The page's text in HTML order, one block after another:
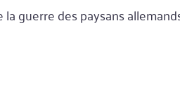
guerre des paysans